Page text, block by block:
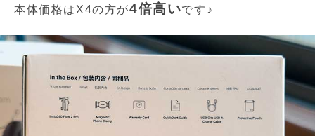
本体価格はX4の方が4倍高いです♪